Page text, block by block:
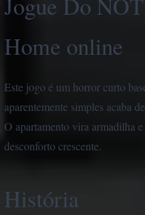
Home online
Este jogo é um horror curto
aparentemente simples acaba
O apartamento vira armadilha e
desconforto crescente.
História